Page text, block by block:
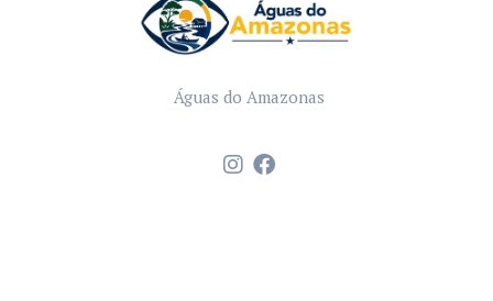
Águas do Amazonas